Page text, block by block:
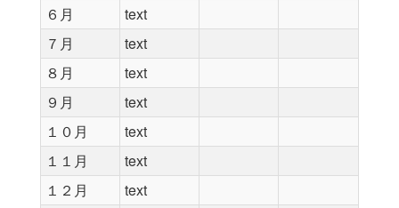
６月
text
７月
text
８月
text
９月
text
１０月
text
１１月
text
１２月
text